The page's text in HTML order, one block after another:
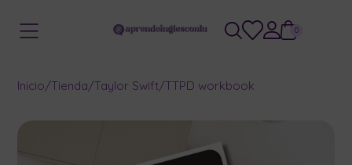
0
Inicio/Tienda/Taylor Swift/TTPD workbook